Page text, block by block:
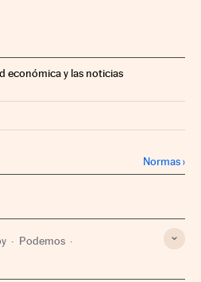
económica y las noticias
en Twitter
Normas›
Podemos